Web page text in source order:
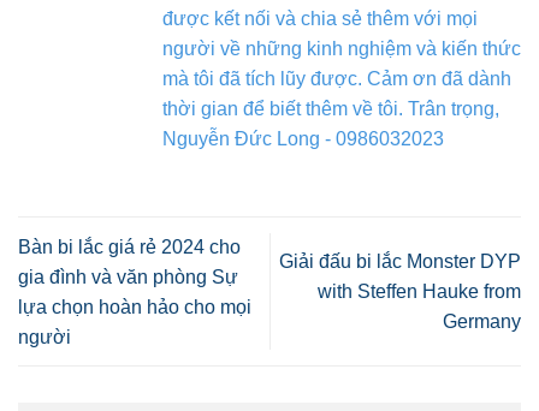
được kết nối và chia sẻ thêm với mọi
người về những kinh nghiệm và kiến thức
mà tôi đã tích lũy được. Cảm ơn đã dành
thời gian để biết thêm về tôi. Trân trọng,
Nguyễn Đức Long - 0986032023
Bàn bi lắc giá rẻ 2024 cho
gia đình và văn phòng Sự
lựa chọn hoàn hảo cho mọi
người
Giải đấu bi lắc Monster DYP
with Steffen Hauke from
Germany